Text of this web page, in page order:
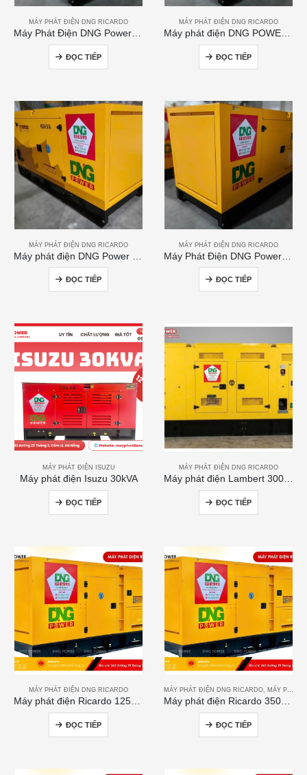
MÁY PHÁT ĐIỆN DNG RICARDO
Máy Phát Điện DNG Power 200kVA
ĐỌC TIẾP
MÁY PHÁT ĐIỆN DNG RICARDO
Máy phát điện DNG POWER 50kVA
ĐỌC TIẾP
MÁY PHÁT ĐIỆN DNG RICARDO
ĐỌC TIẾP
MÁY PHÁT ĐIỆN DNG RICARDO
ĐỌC TIẾP
MÁY PHÁT ĐIỆN ISUZU
Máy phát điện Isuzu 30kVA
ĐỌC TIẾP
MÁY PHÁT ĐIỆN DNG RICARDO
ĐỌC TIẾP
MÁY PHÁT ĐIỆN DNG RICARDO
Máy phát điện Ricardo 125kVA
ĐỌC TIẾP
MÁY PHÁT ĐIỆN DNG RICARDO, MÁY PHÁT ĐIỆN RICARDO
Máy phát điện Ricardo 350KVA
ĐỌC TIẾP